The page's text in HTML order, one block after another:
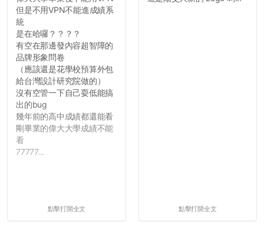
但是不用VPN不能進成績系
統
是在哈囉？？？？
有空在那邊發內容超智障的
品牌形象問卷
（應該還是花學校預算外包
給台灣設計研究院做的）
沒有空管一下自己耍低能搞
出的bug
幾年前的高中成績都還能看
剛畢業的偉大大學成績不能
看
77777...
點擊打開全文 點擊打開全文